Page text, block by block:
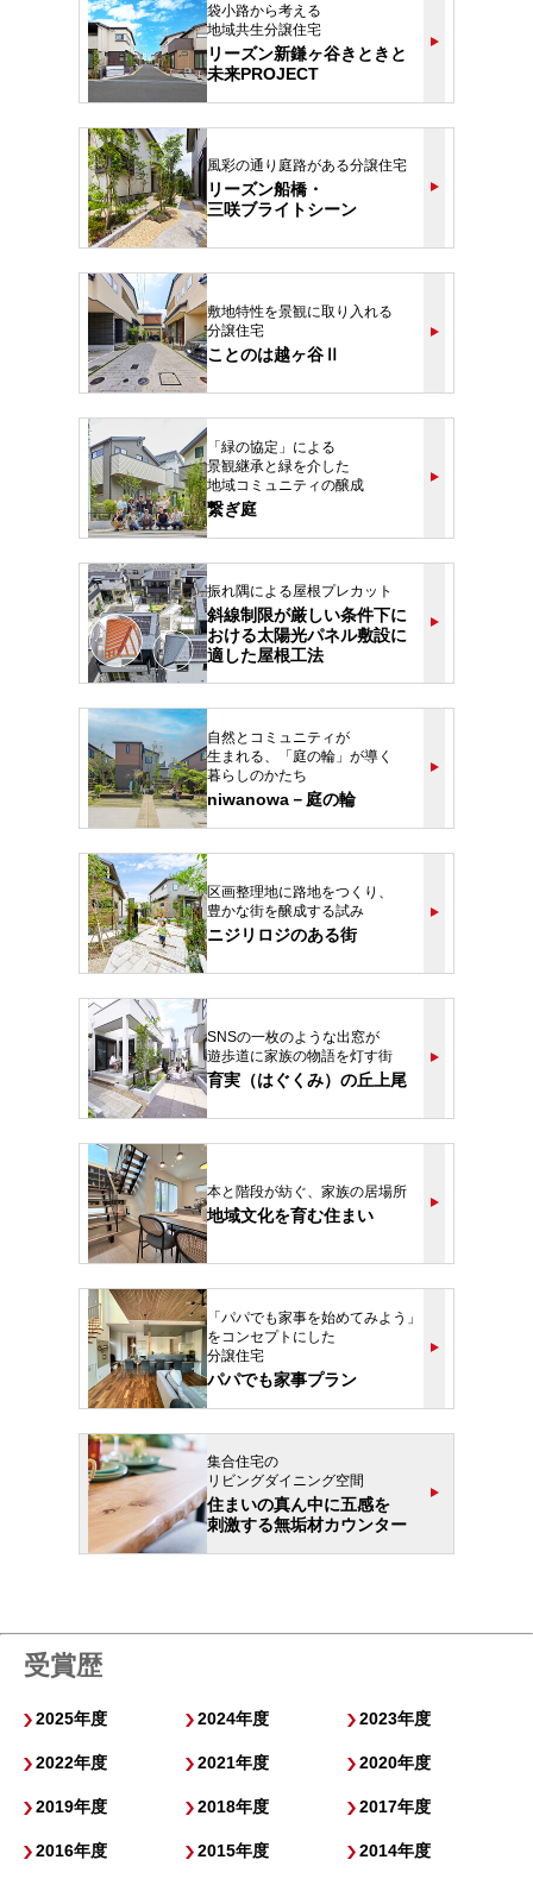
袋小路から考える
地域共生分譲住宅
リーズン新鎌ヶ谷きときと
未来PROJECT
風彩の通り庭路がある分譲住宅
リーズン船橋・
三咲ブライトシーン
敷地特性を景観に取り入れる
分譲住宅
ことのは越ヶ谷Ⅱ
「緑の協定」による
景観継承と緑を介した
地域コミュニティの醸成
繋ぎ庭
振れ隅による屋根プレカット
斜線制限が厳しい条件下に
おける太陽光パネル敷設に
適した屋根工法
自然とコミュニティが
生まれる、「庭の輪」が導く
暮らしのかたち
niwanowa－庭の輪
区画整理地に路地をつくり、
豊かな街を醸成する試み
ニジリロジのある街
SNSの一枚のような出窓が
遊歩道に家族の物語を灯す街
育実（はぐくみ）の丘上尾
本と階段が紡ぐ、家族の居場所
地域文化を育む住まい
「パパでも家事を始めてみよう」
をコンセプトにした
分譲住宅
パパでも家事プラン
集合住宅の
リビングダイニング空間
住まいの真ん中に五感を
刺激する無垢材カウンター
受賞歴
2025年度 2024年度 2023年度
2022年度 2021年度 2020年度
2019年度 2018年度 2017年度
2016年度 2015年度 2014年度